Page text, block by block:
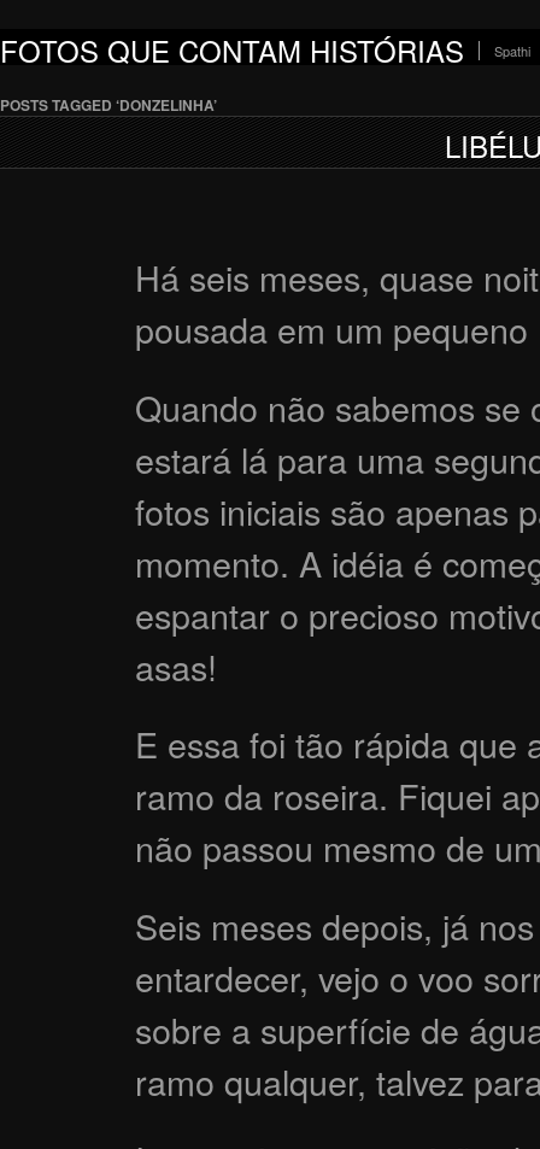
FOTOS QUE CONTAM HISTÓRIAS Spathi
POSTS TAGGED ‘DONZELINHA’
Há seis meses, quase
pousada em um
Quando não sabemos
estará lá para uma
fotos iniciais são apenas
momento. A idéia é
espantar o precioso
asas!
E essa foi tão rápida que
ramo da roseira. Fiquei
não passou mesmo de
Seis meses depois, já
entardecer, vejo o voo
sobre a superfície de
ramo qualquer, talvez